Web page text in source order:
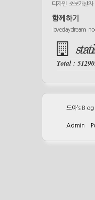
디자인 초보개발자
함께하기
lovedaydream
Total :
도아’s
Admin